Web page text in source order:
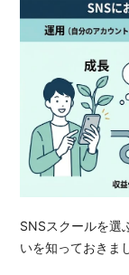
SNSスクールを選
いを知っておきま